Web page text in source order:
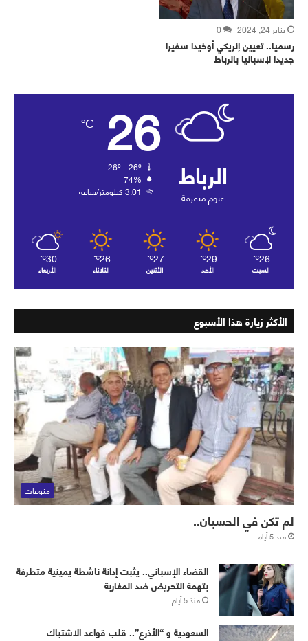
يناير 24, 2024 0
رسميا.. تعيين إنريكي أوخيدا سفيرا
جديدا لإسبانيا بالرباط
الرباط
غيوم متفرقة
26
℃
74%
3.01 كيلومتر/ساعة
26
℃
السبت
29
℃
الأحد
27
℃
الأثنين
26
℃
الثلاثاء
30
℃
الأربعاء
الأكثر زيارة هذا الأسبوع
منوعات
لم تكن في الحسبان..
منذ 5 أيام
القضاء الإسباني.. يثبت إدانة ناشطة يمينية متطرفة
بتهمة التحريض ضد المغاربة
منذ 5 أيام
‏⁧‫السعودية‬⁩ و “الأذرع”.. قلب قواعد الاشتباك